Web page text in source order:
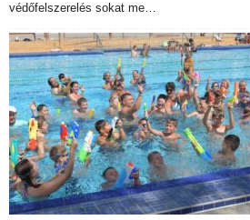
védőfelszerelés sokat me…